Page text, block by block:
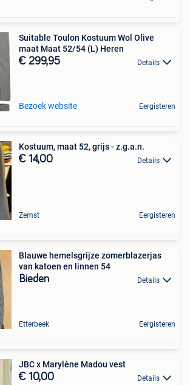
Suitable Toulon Kostuum Wol Olive
maat Maat 52/54 (L) Heren
€ 299,95 Details
Bezoek website Eergisteren
Kostuum, maat 52, grijs - z.g.a.n.
€ 14,00 Details
Zemst Eergisteren
Blauwe hemelsgrijze zomerblazerjas
van katoen en linnen 54
Bieden Details
Etterbeek Eergisteren
JBC x Marylène Madou vest
€ 10,00 Details